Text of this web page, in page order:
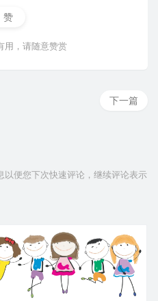
赞
用，请随意赞赏
下一篇
以便您下次快速评论，继续评论表示